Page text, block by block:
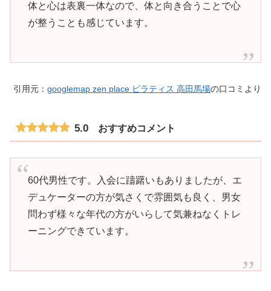
体と心は表裏一体なので、体と向き合うことで心
が整うことも感じています。
引用元： googlemap zen place ピラティス 高田馬場の口コミより
5.0おすすめコメント
60代男性です。入会に躊躇いもありましたが、エ
デュケーターの方が気さくで雰囲気も良く、男女
問わず様々な年代の方がいらして気兼ねなくトレ
ーニングできています。